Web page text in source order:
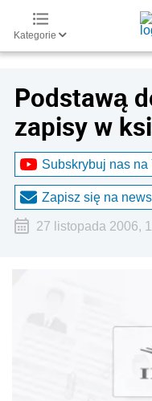
Kategorie
Podstawą
zapisy w
Subskrybuj nas na
Zapisz się na
27 listopada 2006,